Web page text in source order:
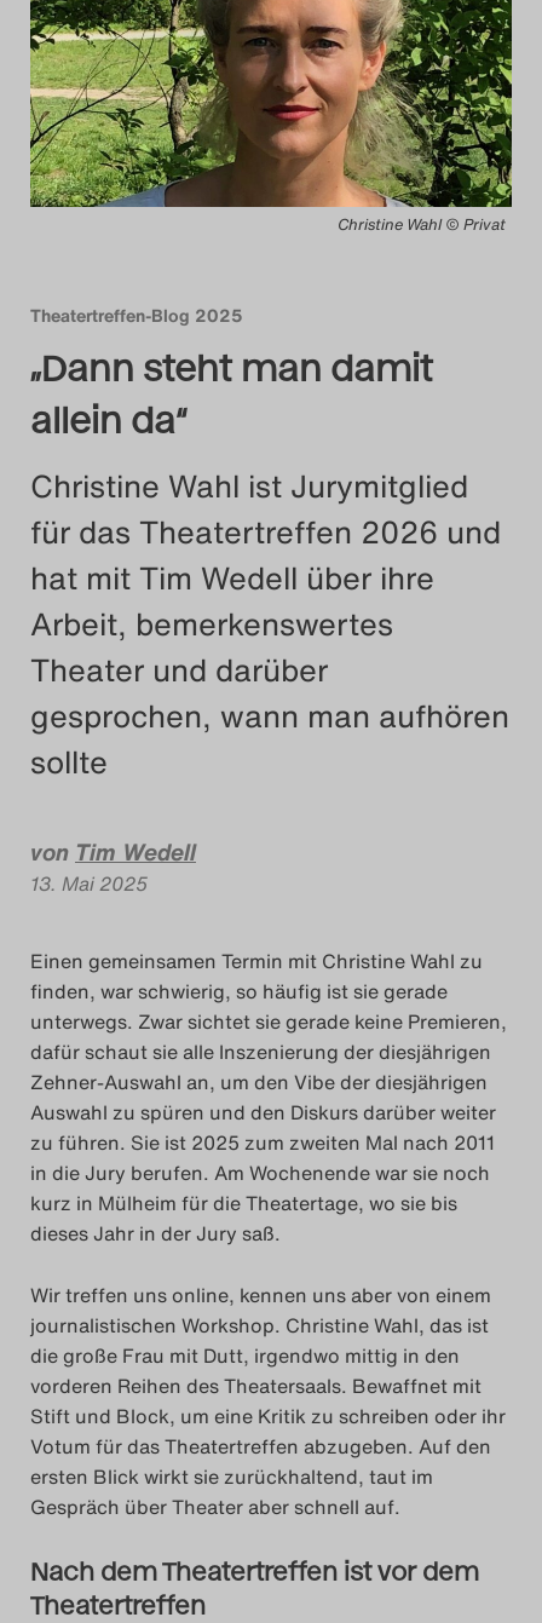
Das Theatertreffen-Blog
2014
Das Theatertreffen-Blog
2015
2016
Das Theatertreffen-Blog
Das Theatertreffen-Blog
2018
Das Theatertreffen-Blog
2018 Alumni
Das Theatertreffen-Blog
2019
2021
Das Theatertreffen-Blog
2022
Das Theatertreffen-Blog
2023
Das Theatertreffen-Blog
Das Theatertreffen-Blog
2025
Das Theatertreffen-Blog
Archiv
Impressum
Nutzungsbedingungen
Christine Wahl © Privat
Theatertreffen-Blog 2025
„Dann steht man damit
allein da“
Christine Wahl ist Jurymitglied
für das Theatertreffen 2026 und
hat mit Tim Wedell über ihre
Arbeit, bemerkenswertes
Theater und darüber
gesprochen, wann man aufhören
sollte
von Tim Wedell
13. Mai 2025
Einen gemeinsamen Termin mit Christine Wahl zu
finden, war schwierig, so häufig ist sie gerade
unterwegs. Zwar sichtet sie gerade keine Premieren,
dafür schaut sie alle Inszenierung der diesjährigen
Zehner-Auswahl an, um den Vibe der diesjährigen
Auswahl zu spüren und den Diskurs darüber weiter
zu führen. Sie ist 2025 zum zweiten Mal nach 2011
in die Jury berufen. Am Wochenende war sie noch
kurz in Mülheim für die Theatertage, wo sie bis
dieses Jahr in der Jury saß.
Wir treffen uns online, kennen uns aber von einem
journalistischen Workshop. Christine Wahl, das ist
die große Frau mit Dutt, irgendwo mittig in den
vorderen Reihen des Theatersaals. Bewaffnet mit
Stift und Block, um eine Kritik zu schreiben oder ihr
Votum für das Theatertreffen abzugeben. Auf den
ersten Blick wirkt sie zurückhaltend, taut im
Gespräch über Theater aber schnell auf.
Nach dem Theatertreffen ist vor dem
Theatertreffen